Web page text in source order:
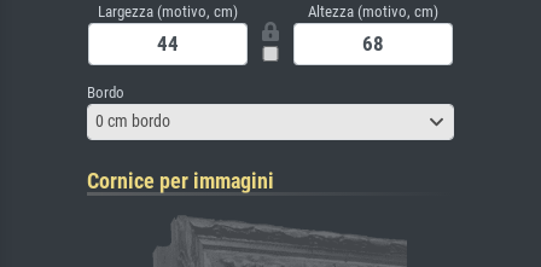
Largezza (motivo, cm) Altezza (motivo, cm)
Bordo
0 cm bordo
Cornice per immagini